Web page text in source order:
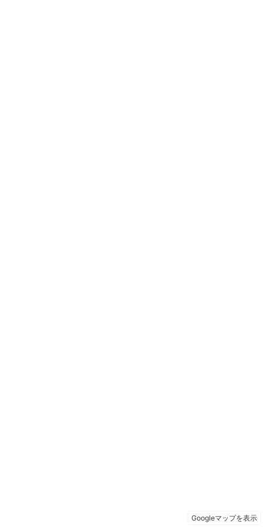
Googleマップを表示